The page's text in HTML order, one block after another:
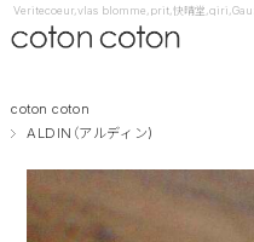
Veritecoeur,vlas blomme,prit,快晴堂
coton coton
ALDIN（アルディン)